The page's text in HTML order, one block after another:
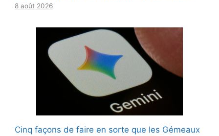
8 août 2026
Cinq façons de faire en sorte que les Gémeaux